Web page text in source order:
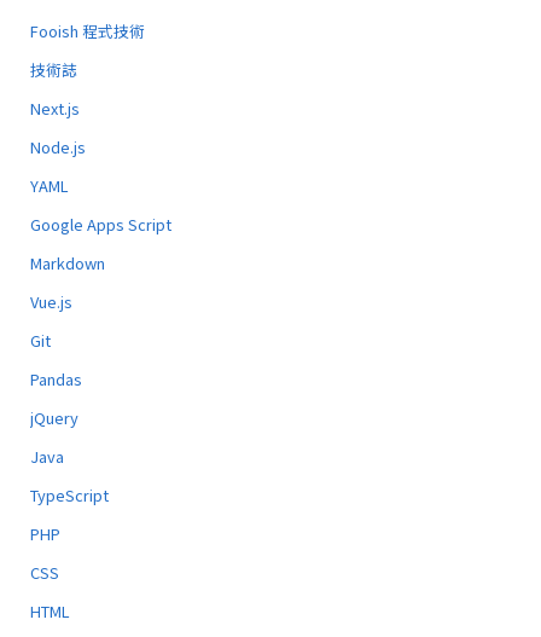
Fooish 程式技術
技術誌
Next.js
Node.js
YAML
Google Apps Script
Markdown
Vue.js
Git
Pandas
jQuery
Java
TypeScript
PHP
CSS
HTML